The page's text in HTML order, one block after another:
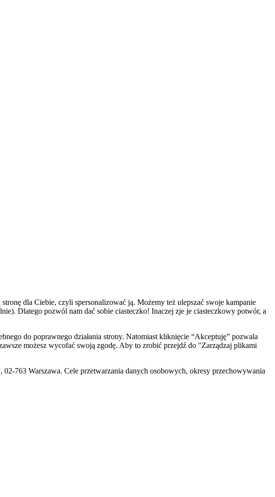
dla Ciebie, czyli spersonalizować ją. Możemy też ulepszać swoje kampanie
Dlatego pozwól nam dać sobie ciasteczko! Inaczej zje je ciasteczkowy potwór, a
do poprawnego działania strony. Natomiast kliknięcie “Akceptuję” pozwala
możesz wycofać swoją zgodę. Aby to zrobić przejdź do "Zarządzaj plikami
763 Warszawa. Cele przetwarzania danych osobowych, okresy przechowywania